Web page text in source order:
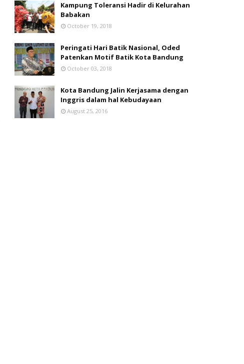
Kampung Toleransi Hadir di Kelurahan
Babakan
October 19, 2018
Peringati Hari Batik Nasional, Oded
Patenkan Motif Batik Kota Bandung
October 03, 2018
Kota Bandung Jalin Kerjasama dengan
Inggris dalam hal Kebudayaan
August 25, 2016